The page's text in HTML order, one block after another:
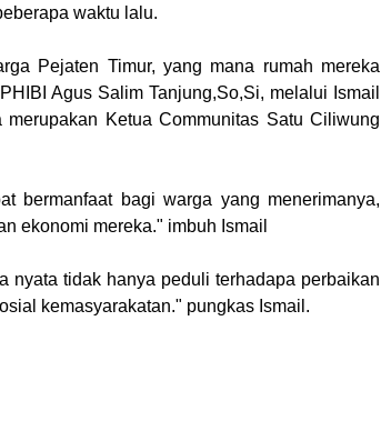
waktu lalu.
Pejaten Timur, yang mana rumah mereka
Agus Salim Tanjung,So,Si, melalui Ismail
Ketua Communitas Satu Ciliwung
bermanfaat bagi warga yang menerimanya,
ekonomi mereka." imbuh Ismail
nyata tidak hanya peduli terhadapa perbaikan
kemasyarakatan." pungkas Ismail.